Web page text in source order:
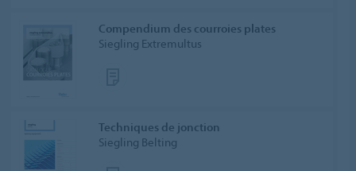
Compendium des courroies plates
Siegling Extremultus
Techniques de jonction
Siegling Belting